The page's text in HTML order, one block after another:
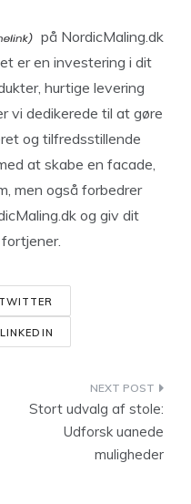
på NordicMaling.dk
er en investering i dit
hurtige levering
vi dedikerede til at gøre
og tilfredsstillende
at skabe en facade,
men også forbedrer
og giv dit
TWITTER
LINKEDIN
Stort udvalg af stole:
Udforsk uanede
muligheder